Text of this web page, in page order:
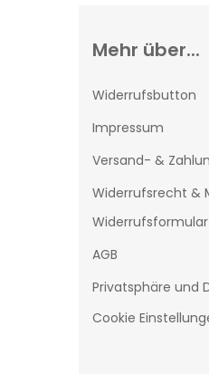
Mehr über...
Widerrufsbutton
Impressum
Versand- &
Widerrufsrecht &
Widerrufsformular
AGB
Privatsphäre und
Cookie